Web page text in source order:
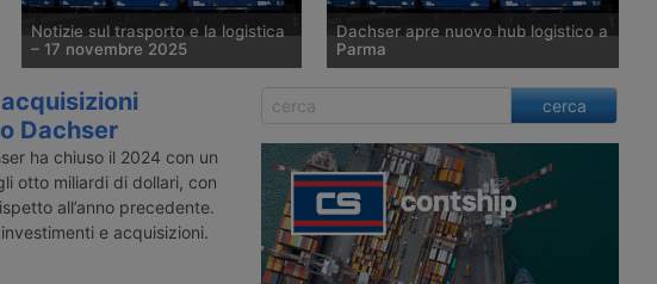
Notizie sul trasporto e la logistica
– 17 novembre 2025
Dachser potenzia logistica a Tangeri
– Rotta container tra Italia ed Egitto
– Terminal container galleggiante –
Servizio ferroviario Romania-
Ungheria – Ceccarelli Group
potenzia a Verona – Nuovo
magazzino Sdc Marghera
Dachser apre nuovo hub logistico a
Parma
All’inizio di ottobre 2025 Dachser ha
inaugurato una piattaforma logistica
metri quadrati per stoccare prodotti
alimentari e non.
Dachser
ha chiuso il 2024 con un
otto miliardi di dollari, con
all’anno precedente.
e acquisizioni.
cerca